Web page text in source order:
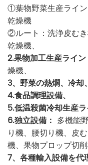
①葉物野菜生産ライ
乾燥機
②ルート：洗浄皮む
乾燥機、
2.果物加工生産ライン
燥機、
3、野菜の熱燗、冷却
4.食品調理設備、
5.低温殺菌冷却生産ラ
6.独立設備： 多機能
り機、腰切り機、皮
機、果物プロップ切削
7、各種輸入設備を代